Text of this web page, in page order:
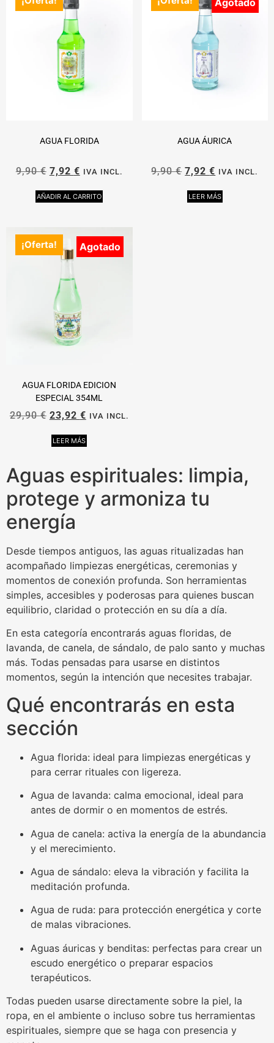
AGUA FLORIDA
9,90€ 7,92 € IVA INCL.
AÑADIR AL CARRITO
AGUA ÁURICA
9,90€ 7,92€ IVA INCL.
LEER MÁS
¡Oferta! Agotado
AGUA FLORIDA EDICION
ESPECIAL 354ML
29,90€ 23,92 € IVA INCL.
LEER MÁS
Aguas espirituales: limpia,
protege y armoniza tu
energía
Desde tiempos antiguos, las aguas ritualizadas han
acompañado limpiezas energéticas, ceremonias y
momentos de conexión profunda. Son herramientas
simples, accesibles y poderosas para quienes buscan
equilibrio, claridad o protección en su día a día.
En esta categoría encontrarás aguas floridas, de
lavanda, de canela, de sándalo, de palo santo y muchas
más. Todas pensadas para usarse en distintos
momentos, según la intención que necesites trabajar.
Qué encontrarás en esta
sección
Agua florida: ideal para limpiezas energéticas y
para cerrar rituales con ligereza.
Agua de lavanda: calma emocional, ideal para
antes de dormir o en momentos de estrés.
Agua de canela: activa la energía de la abundancia
y el merecimiento.
Agua de sándalo: eleva la vibración y facilita la
meditación profunda.
Agua de ruda: para protección energética y corte
de malas vibraciones.
Aguas áuricas y benditas: perfectas para crear un
escudo energético o preparar espacios
terapéuticos.
Todas pueden usarse directamente sobre la piel, la
ropa, en el ambiente o incluso sobre tus herramientas
espirituales, siempre que se haga con presencia y